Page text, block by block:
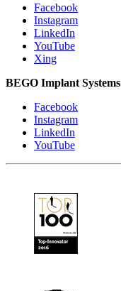
Facebook
Instagram
LinkedIn
YouTube
Xing
BEGO Implant Systems
Facebook
Instagram
LinkedIn
YouTube